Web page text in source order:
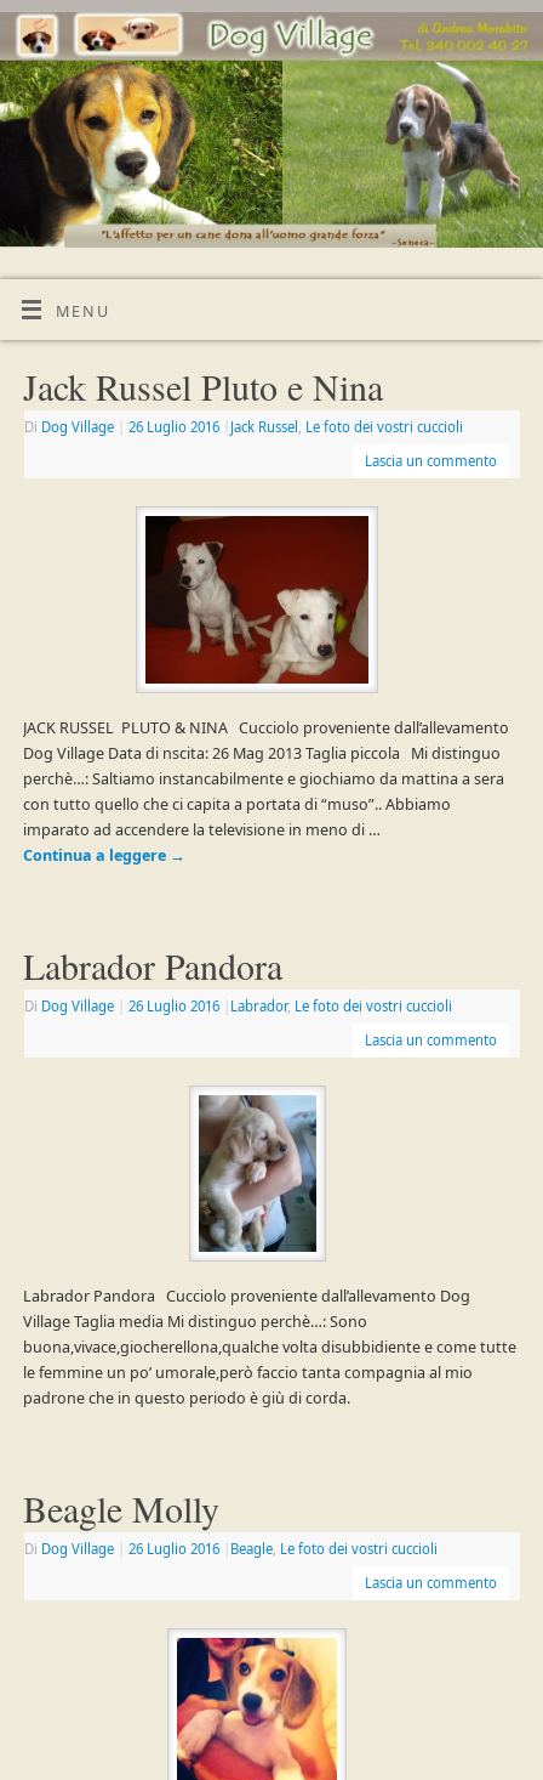
MENU
Jack Russel Pluto e Nina
Di Dog Village 26 Luglio 2016 Jack Russel , Le foto dei vostri cuccioli
Lascia un commento
JACK RUSSEL PLUTO & NINA Cucciolo proveniente dall’allevamento
Dog Village Data di nscita: 26 Mag 2013 Taglia piccola Mi distinguo
perchè…: Saltiamo instancabilmente e giochiamo da mattina a sera
con tutto quello che ci capita a portata di “muso”.. Abbiamo
imparato ad accendere la televisione in meno di …
Continua a leggere →
Labrador Pandora
Di Dog Village 26 Luglio 2016 Labrador, Le foto dei vostri cuccioli
Lascia un commento
Labrador Pandora Cucciolo proveniente dall’allevamento Dog
Village Taglia media Mi distinguo perchè…: Sono
buona,vivace,giocherellona,qualche volta disubbidiente e come tutte
le femmine un po’ umorale,però faccio tanta compagnia al mio
padrone che in questo periodo è giù di corda.
Beagle Molly
Di Dog Village 26 Luglio 2016 Beagle, Le foto dei vostri cuccioli
Lascia un commento